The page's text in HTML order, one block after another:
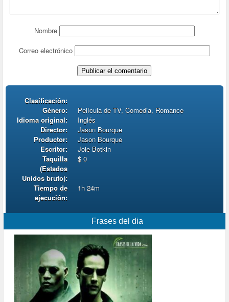
Nombre
Correo electrónico
Clasificación:
Género:
Película de TV, Comedia, Romance
Idioma original:
Inglés
Director:
Jason Bourque
Productor:
Jason Bourque
Escritor:
Joie Botkin
Taquilla
(Estados
Unidos bruto):
$ 0
Tiempo de
ejecución:
1h 24m
Frases del dia